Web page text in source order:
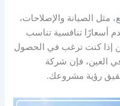
مثل الصيانة والإصلاحات،
أسعارًا تنافسية تناسب
إذا كنت ترغب في الحصول
العين، فإن شركة
رؤية مشروعك.